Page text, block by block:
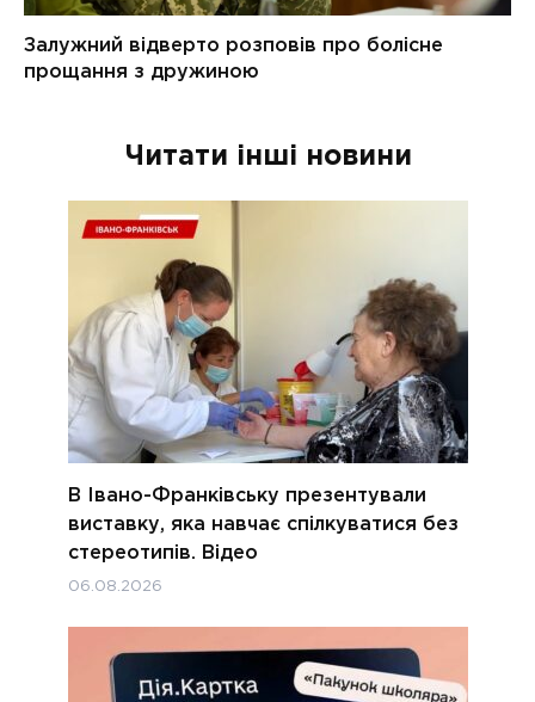
Читати інші новини
В Івано-Франківську презентували
виставку, яка навчає спілкуватися без
стереотипів. Відео
06.08.2026